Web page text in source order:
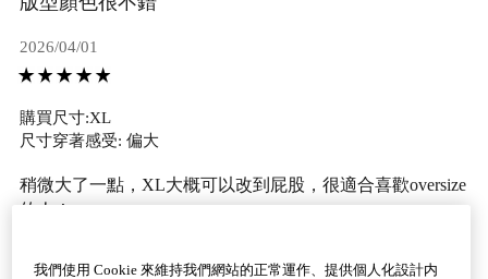
2026/04/01
購買尺寸:XL
尺寸穿著感受: 偏大
稍微大了一點，XL大概可以改到屁股，很適合喜歡oversize
的人！
我們使用 Cookie 來維持我們網站的正常運作、提供個人化設計内